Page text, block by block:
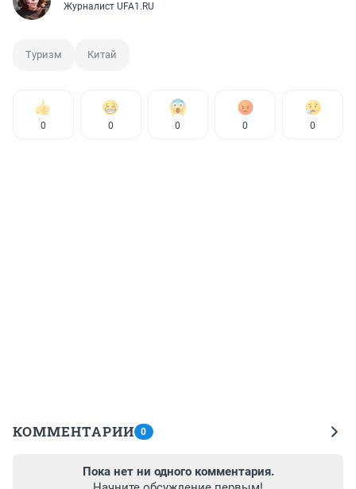
Журналист UFA1.RU
Туризм Китай
0 0 0 0 0
КОММЕНТАРИИ 0
Пока нет ни одного комментария.